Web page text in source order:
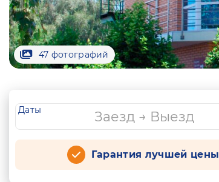
47 фотографий
Даты
Гарантия лучшей цены